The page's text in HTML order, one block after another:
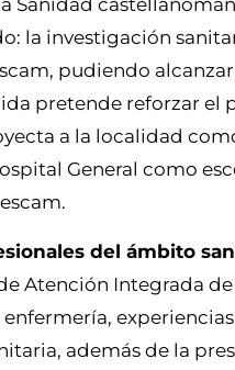
Sanidad
la investigación
pudiendo
pretende reforzar el
a la localidad
General como
del ámbito
Atención Integrada
además de la